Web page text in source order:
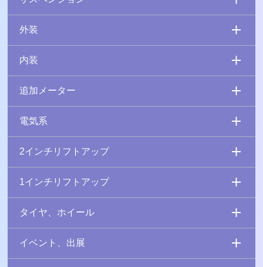
外装
内装
追加メーター
電気系
2インチリフトアップ
1インチリフトアップ
タイヤ、ホイール
イベント、出展